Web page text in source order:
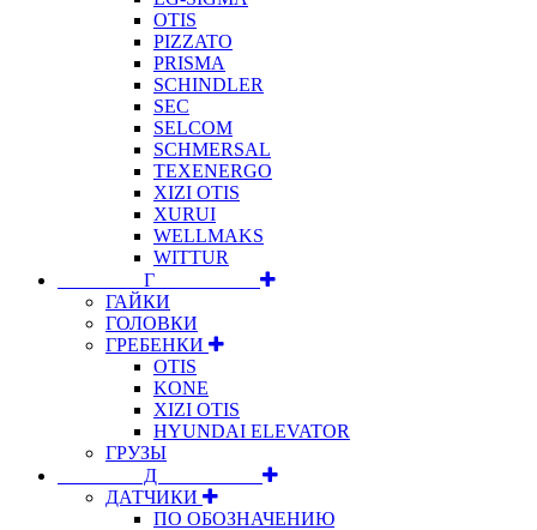
OTIS
PIZZATO
PRISMA
SCHINDLER
SEC
SELCOM
SCHMERSAL
TEXENERGO
XIZI OTIS
XURUI
WELLMAKS
WITTUR
⠀⠀⠀⠀⠀⠀Г⠀⠀⠀⠀⠀⠀⠀
ГАЙКИ
ГОЛОВКИ
ГРЕБЕНКИ
OTIS
KONE
XIZI OTIS
HYUNDAI ELEVATOR
ГРУЗЫ
⠀⠀⠀⠀⠀⠀Д⠀⠀⠀⠀⠀⠀⠀
ДАТЧИКИ
ПО ОБОЗНАЧЕНИЮ